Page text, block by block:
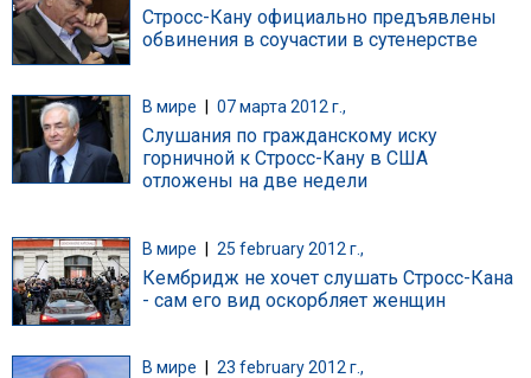
Стросс-Кану официально предъявлены
обвинения в соучастии в сутенерстве
В мире 07 марта 2012 г.,
Слушания по гражданскому иску
горничной к Стросс-Кану в США
отложены на две недели
В мире | 25 february 2012 г.,
Кембридж не хочет слушать Стросс-Кана
- сам его вид оскорбляет женщин
В мире 23 february 2012 г.,